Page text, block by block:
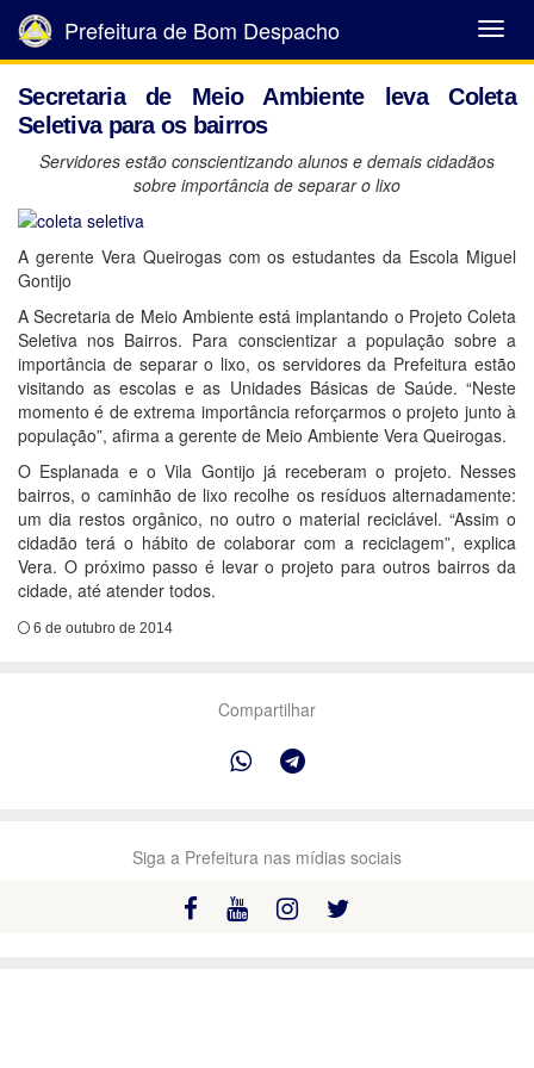
Abrir
Menu
Prefeitura de Bom Despacho
Secretaria de Meio Ambiente leva Coleta
Seletiva para os bairros
Servidores estão conscientizando alunos e demais cidadãos
sobre importância de separar o lixo
A gerente Vera Queirogas com os estudantes da Escola Miguel
Gontijo
A Secretaria de Meio Ambiente está implantando o Projeto Coleta
Seletiva nos Bairros. Para conscientizar a população sobre a
importância de separar o lixo, os servidores da Prefeitura estão
visitando as escolas e as Unidades Básicas de Saúde. “Neste
momento é de extrema importância reforçarmos o projeto junto à
população”, afirma a gerente de Meio Ambiente Vera Queirogas.
O Esplanada e o Vila Gontijo já receberam o projeto. Nesses
bairros, o caminhão de lixo recolhe os resíduos alternadamente:
um dia restos orgânico, no outro o material reciclável. “Assim o
cidadão terá o hábito de colaborar com a reciclagem”, explica
Vera. O próximo passo é levar o projeto para outros bairros da
cidade, até atender todos.
6 de outubro de 2014
Compartilhar
Siga a Prefeitura nas mídias sociais